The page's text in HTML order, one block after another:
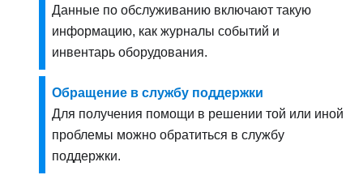
Данные по обслуживанию включают такую
информацию, как журналы событий и
инвентарь оборудования.
Обращение в службу поддержки
Для получения помощи в решении той или иной
проблемы можно обратиться в службу
поддержки.